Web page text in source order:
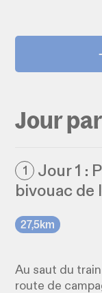
Jour
1
Jour 1 :
bivouac de
27,5km
Au saut du
route de